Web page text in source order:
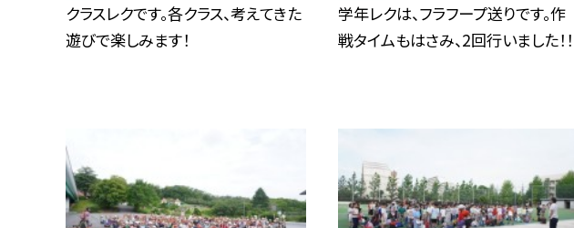
クラスレクです。各クラス、考えてきた
遊びで楽しみます！
学年レクは、フラフープ送りです。作
戦タイムもはさみ、2回行いました！！